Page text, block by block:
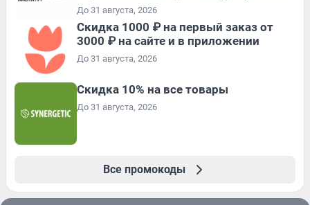
До 31 августа, 2026
Скидка 1000 ₽ на первый заказ от
3000 ₽ на сайте и в приложении
До 31 августа, 2026
Скидка 10% на все товары
До 31 августа, 2026
Все промокоды